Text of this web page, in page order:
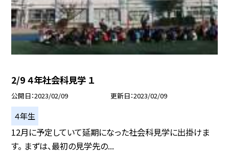
2/9 ４年社会科見学 １
公開日 2023/02/09 更新日 2023/02/09
４年生
12月に予定していて延期になった社会科見学に出掛けま
す。 まずは、最初の見学先の...